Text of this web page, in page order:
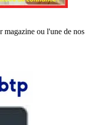
magazine ou l'une de nos